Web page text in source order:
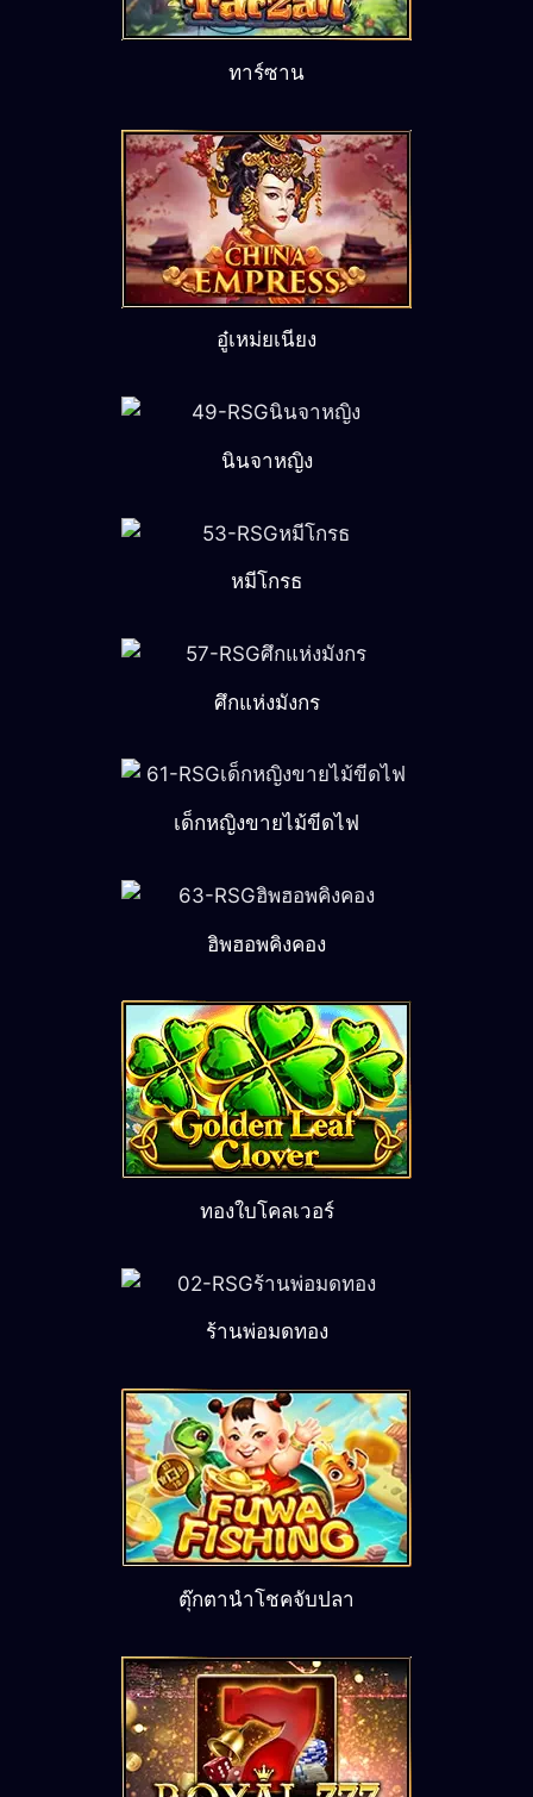
ทาร์ซาน
อู๋เหม่ยเนียง
นินจาหญิง
หมีโกรธ
ศึกแห่งมังกร
เด็กหญิงขายไม้ขีดไฟ
ฮิพฮอพคิงคอง
ทองใบโคลเวอร์
ร้านพ่อมดทอง
ตุ๊กตานำโชคจับปลา